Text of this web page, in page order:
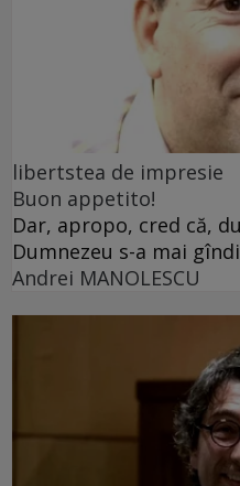
libertstea de impresie
Buon appetito!
Dar, apropo, cred că,
Dumnezeu s-a mai
Andrei MANOLESCU